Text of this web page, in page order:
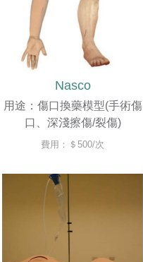
Nasco
用途：傷口換藥模型(手術傷
口、深淺擦傷/裂傷)
費用：＄500/次